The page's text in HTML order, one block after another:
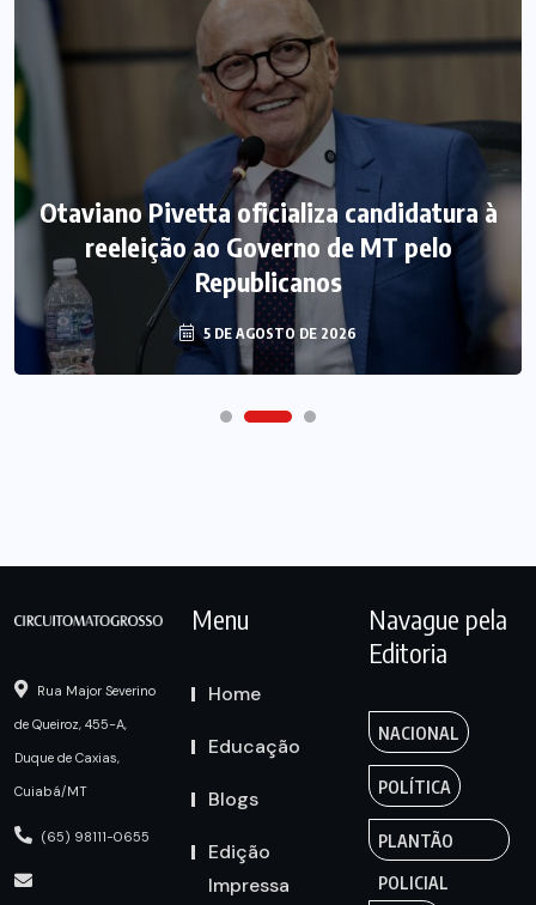
Otaviano Pivetta oficializa candidatura à
reeleição ao Governo de MT pelo
Republicanos
5 DE AGOSTO DE 2026
Rua Major Severino
de Queiroz, 455-A,
Duque de Caxias,
Cuiabá/MT
(65) 98111-0655
Menu
Home
Educação
Blogs
Edição
Impressa
Navague pela
Editoria
NACIONAL
POLÍTICA
PLANTÃO
POLICIAL